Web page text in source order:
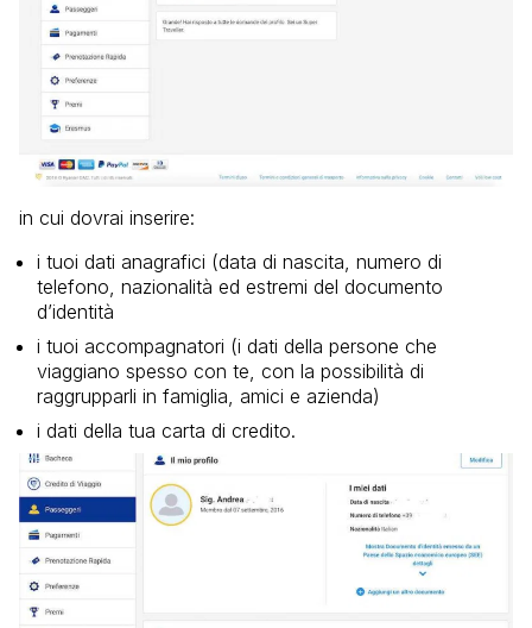
in cui dovrai inserire:
i tuoi dati anagrafici (data di nascita, numero di
telefono, nazionalità ed estremi del documento
d’identità
i tuoi accompagnatori (i dati della persone che
viaggiano spesso con te, con la possibilità di
raggrupparli in famiglia, amici e azienda)
i dati della tua carta di credito.